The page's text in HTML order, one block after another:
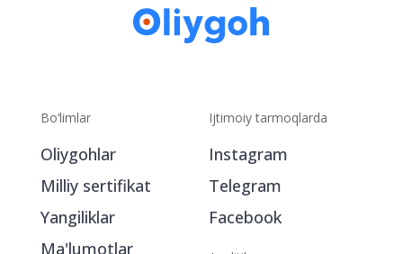
Bo‘limlar
Oliygohlar
Milliy sertifikat
Yangiliklar
Ma'lumotlar
Ijtimoiy tarmoqlarda
Instagram
Telegram
Facebook